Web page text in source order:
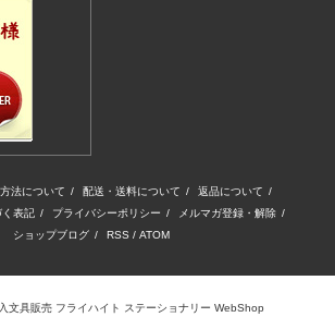
法について / 配送・送料について / 返品について /
表記 / プライバシーポリシー / メルマガ登録・解除 /
ショップブログ / RSS / ATOM
文具販売 フライハイト ステーショナリー WebShop